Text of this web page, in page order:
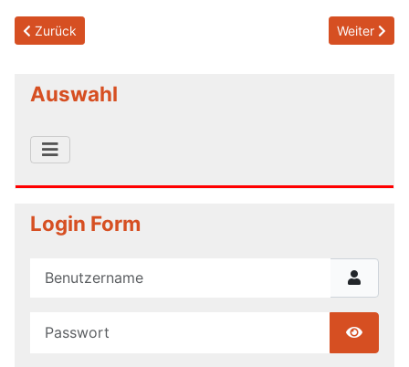
Previous article: 2026/01/11 - Der Webstuhl
Zurück Next
Weiter
Auswahl
Login Form
Benutzername
Show